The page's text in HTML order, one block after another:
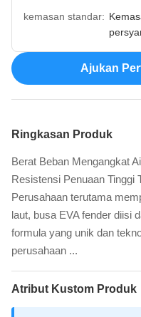
kemasan standar:
Ajukan
Ringkasan Produk
Berat Beban Mengangkat
Resistensi Penuaan Tinggi
Perusahaan terutama
laut, busa EVA fender diisi
formula yang unik dan
perusahaan ...
Atribut Kustom Produk